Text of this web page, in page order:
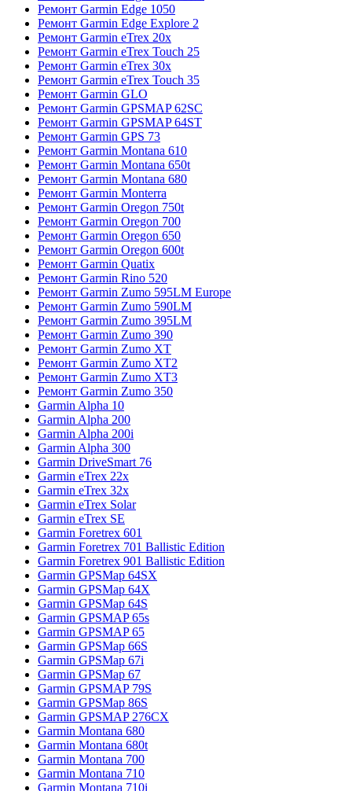
Ремонт Garmin Edge 1050
Ремонт Garmin Edge Explore 2
Ремонт Garmin eTrex 20x
Ремонт Garmin eTrex Touch 25
Ремонт Garmin eTrex 30x
Ремонт Garmin eTrex Touch 35
Ремонт Garmin GLO
Ремонт Garmin GPSMAP 62SC
Ремонт Garmin GPSMAP 64ST
Ремонт Garmin GPS 73
Ремонт Garmin Montana 610
Ремонт Garmin Montana 650t
Ремонт Garmin Montana 680
Ремонт Garmin Monterra
Ремонт Garmin Oregon 750t
Ремонт Garmin Oregon 700
Ремонт Garmin Oregon 650
Ремонт Garmin Oregon 600t
Ремонт Garmin Quatix
Ремонт Garmin Rino 520
Ремонт Garmin Zumo 595LM Europe
Ремонт Garmin Zumo 590LM
Ремонт Garmin Zumo 395LM
Ремонт Garmin Zumo 390
Ремонт Garmin Zumo XT
Ремонт Garmin Zumo XT2
Ремонт Garmin Zumo XT3
Ремонт Garmin Zumo 350
Garmin Alpha 10
Garmin Alpha 200
Garmin Alpha 200i
Garmin Alpha 300
Garmin DriveSmart 76
Garmin eTrex 22x
Garmin eTrex 32x
Garmin eTrex Solar
Garmin eTrex SE
Garmin Foretrex 601
Garmin Foretrex 701 Ballistic Edition
Garmin Foretrex 901 Ballistic Edition
Garmin GPSMap 64SX
Garmin GPSMap 64X
Garmin GPSMap 64S
Garmin GPSMAP 65s
Garmin GPSMAP 65
Garmin GPSMap 66S
Garmin GPSMap 67i
Garmin GPSMap 67
Garmin GPSMAP 79S
Garmin GPSMap 86S
Garmin GPSMAP 276CX
Garmin Montana 680
Garmin Montana 680t
Garmin Montana 700
Garmin Montana 710
Garmin Montana 710i